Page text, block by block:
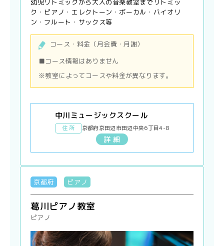
幼児リトミックから大人の音楽教室までリトミッ
ク・ピアノ・エレクトーン・ボーカル・バイオリ
ン・フルート・サックス等
コース・料金（月会費・月謝）
■コース情報はありません
※教室によってコースや料金が異なります。
中川ミュージックスクール
住 所 京都府京田辺市田辺中央6丁目4-8
詳 細
京都府 ピアノ
葛川ピアノ教室
ピアノ